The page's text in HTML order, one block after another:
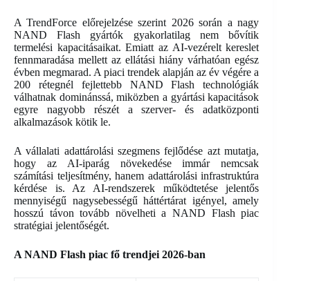
A TrendForce előrejelzése szerint 2026 során a nagy
NAND Flash gyártók gyakorlatilag nem bővítik
termelési kapacitásaikat. Emiatt az AI-vezérelt kereslet
fennmaradása mellett az ellátási hiány várhatóan egész
évben megmarad. A piaci trendek alapján az év végére a
200 rétegnél fejlettebb NAND Flash technológiák
válhatnak dominánssá, miközben a gyártási kapacitások
egyre nagyobb részét a szerver- és adatközponti
alkalmazások kötik le.
A vállalati adattárolási szegmens fejlődése azt mutatja,
hogy az AI-iparág növekedése immár nemcsak
számítási teljesítmény, hanem adattárolási infrastruktúra
kérdése is. Az AI-rendszerek működtetése jelentős
mennyiségű nagysebességű háttértárat igényel, amely
hosszú távon tovább növelheti a NAND Flash piac
stratégiai jelentőségét.
A NAND Flash piac fő trendjei 2026-ban